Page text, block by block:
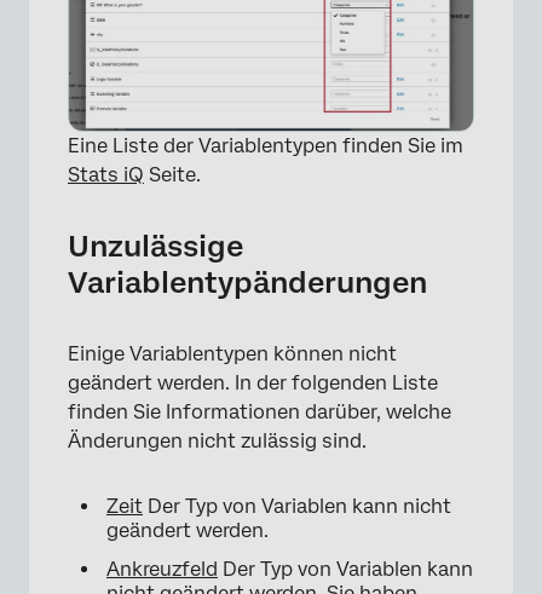
Eine Liste der Variablentypen finden Sie im
Stats iQ Seite.
Unzulässige
Variablentypänderungen
Einige Variablentypen können nicht
geändert werden. In der folgenden Liste
finden Sie Informationen darüber, welche
Änderungen nicht zulässig sind.
Zeit Der Typ von Variablen kann nicht
geändert werden.
Ankreuzfeld Der Typ von Variablen kann